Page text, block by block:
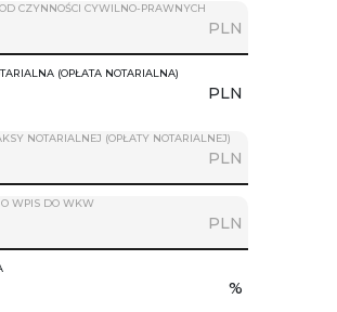
CZYNNOŚCI CYWILNO-PRAWNYCH
PLN
(OPŁATA NOTARIALNA)
PLN
NOTARIALNEJ (OPŁATY NOTARIALNEJ)
PLN
WPIS DO WKW
PLN
%